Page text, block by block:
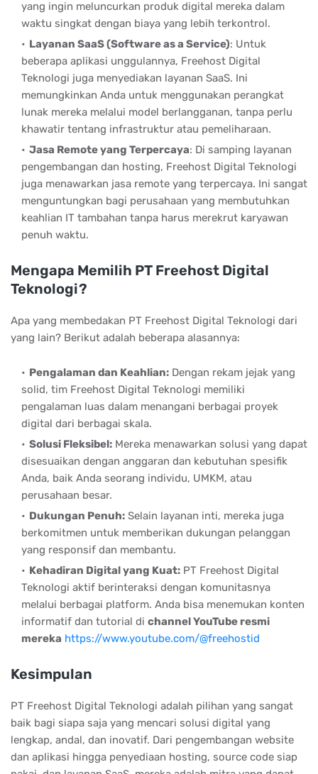
yang ingin meluncurkan produk digital mereka dalam
waktu singkat dengan biaya yang lebih terkontrol.
Layanan SaaS (Software as a Service): Untuk
beberapa aplikasi unggulannya, Freehost Digital
Teknologi juga menyediakan layanan SaaS. Ini
memungkinkan Anda untuk menggunakan perangkat
lunak mereka melalui model berlangganan, tanpa perlu
khawatir tentang infrastruktur atau pemeliharaan.
Jasa Remote yang Terpercaya: Di samping layanan
pengembangan dan hosting, Freehost Digital Teknologi
juga menawarkan jasa remote yang terpercaya. Ini sangat
menguntungkan bagi perusahaan yang membutuhkan
keahlian IT tambahan tanpa harus merekrut karyawan
penuh waktu.
Mengapa Memilih PT Freehost Digital
Teknologi?
Apa yang membedakan PT Freehost Digital Teknologi dari
yang lain? Berikut adalah beberapa alasannya:
Pengalaman dan Keahlian: Dengan rekam jejak yang
solid, tim Freehost Digital Teknologi memiliki
pengalaman luas dalam menangani berbagai proyek
digital dari berbagai skala.
Solusi Fleksibel: Mereka menawarkan solusi yang dapat
disesuaikan dengan anggaran dan kebutuhan spesifik
Anda, baik Anda seorang individu, UMKM, atau
perusahaan besar.
Dukungan Penuh: Selain layanan inti, mereka juga
berkomitmen untuk memberikan dukungan pelanggan
yang responsif dan membantu.
Kehadiran Digital yang Kuat: PT Freehost Digital
Teknologi aktif berinteraksi dengan komunitasnya
melalui berbagai platform. Anda bisa menemukan konten
informatif dan tutorial di channel YouTube resmi
mereka https://www.youtube.com/@freehostid
Kesimpulan
PT Freehost Digital Teknologi adalah pilihan yang sangat
baik bagi siapa saja yang mencari solusi digital yang
lengkap, andal, dan inovatif. Dari pengembangan website
dan aplikasi hingga penyediaan hosting, source code siap